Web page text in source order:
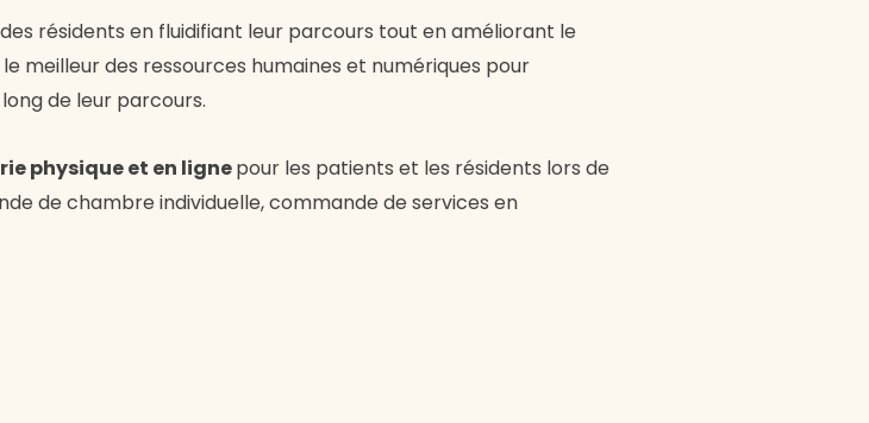
résidents en fluidifiant leur parcours tout en améliorant le
meilleur des ressources humaines et numériques pour
de leur parcours.
physique et en lignepour les patients et les résidents lors de
de chambre individuelle, commande de services en